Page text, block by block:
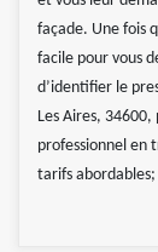
façade. Une fois
facile pour vous
d’identifier le
Les Aires, 34600,
professionnel en
tarifs abordables;